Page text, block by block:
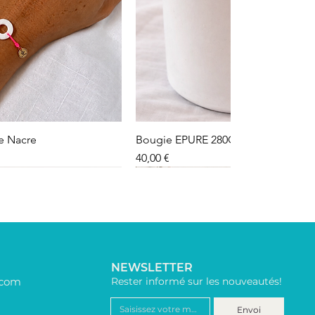
Nacre
Bougie EPURE 280G
Preis
40,00 €
NEWSLETTER
Rester informé sur les nouveautés!
Envoi